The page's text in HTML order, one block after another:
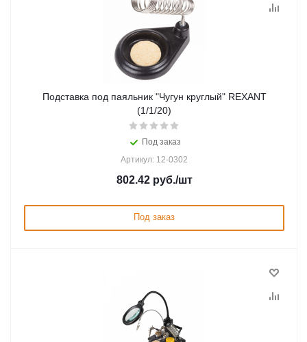
Подставка под паяльник "Чугун круглый" REXANT
(1/1/20)
Под заказ
Артикул: 12-0302
802.42руб./шт
Под заказ